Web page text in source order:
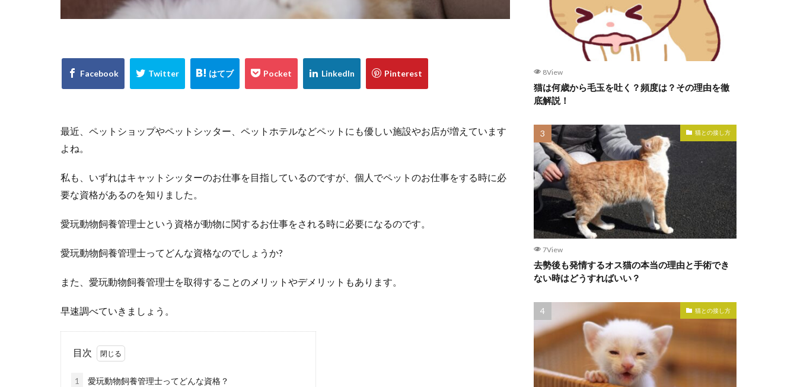
最近、ペットショップやペットシッター、ペットホテルなどペットにも優しい施設やお店が増えています
よね。
私も、いずれはキャットシッターのお仕事を目指しているのですが、個人でペットのお仕事をする時に必
要な資格があるのを知りました。
愛玩動物飼養管理士という資格が動物に関するお仕事をされる時に必要になるのです。
愛玩動物飼養管理士ってどんな資格なのでしょうか?
また、愛玩動物飼養管理士を取得することのメリットやデメリットもあります。
早速調べていきましょう。
目次
1 愛玩動物飼養管理士ってどんな資格？
8View
猫は何歳から毛玉を吐く？頻度は？その理由を徹
底解説！
猫との接し方
7View
去勢後も発情するオス猫の本当の理由と手術でき
ない時はどうすればいい？
猫との接し方